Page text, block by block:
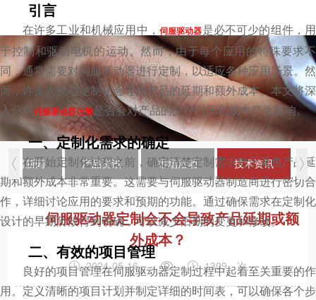
公司新闻 产品资讯 市场活动 技术资讯
伺服驱动器定制会不会导致产品延期或额
外成本？
2024-05-16 1309 次
引言
在许多工业和机械应用中， 伺服驱动器是必不可少的组件，用
于控制和驱动电机的运动。然而，由于每个应用的特殊要求不
同，通常需要对伺服驱动器进行定制，以适应各种应用场景。然
而，许多人担心定制化会导致产品的延期和额外成本。本文将深
入分析伺服驱动器定制 是否会对产品的交付时间和成本产生影响。
一、定制化需求的确定
在开始定制化过程之前，确定清楚定制需求对于避免产品延
期和额外成本非常重要。这需要与伺服驱动器制造商进行密切合
作，详细讨论应用的要求和预期的功能。通过确保需求在定制化
设计的早期阶段得到明确，可以减少后期的变更和修改。
二、有效的项目管理
良好的项目管理在伺服驱动器定制过程中起着至关重要的作
用。定义清晰的项目计划并制定详细的时间表，可以确保各个步